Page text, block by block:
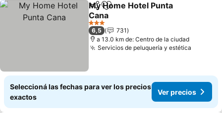
CompartirAñadir a favoritos
My Home Hotel Punta
Cana
Ver precios
3 Estrellas
6,5
731
a 13.0 km de: Centro de la ciudad
Servicios de peluquería y estética
Seleccioná las fechas para ver los precios
exactos
Ver precios